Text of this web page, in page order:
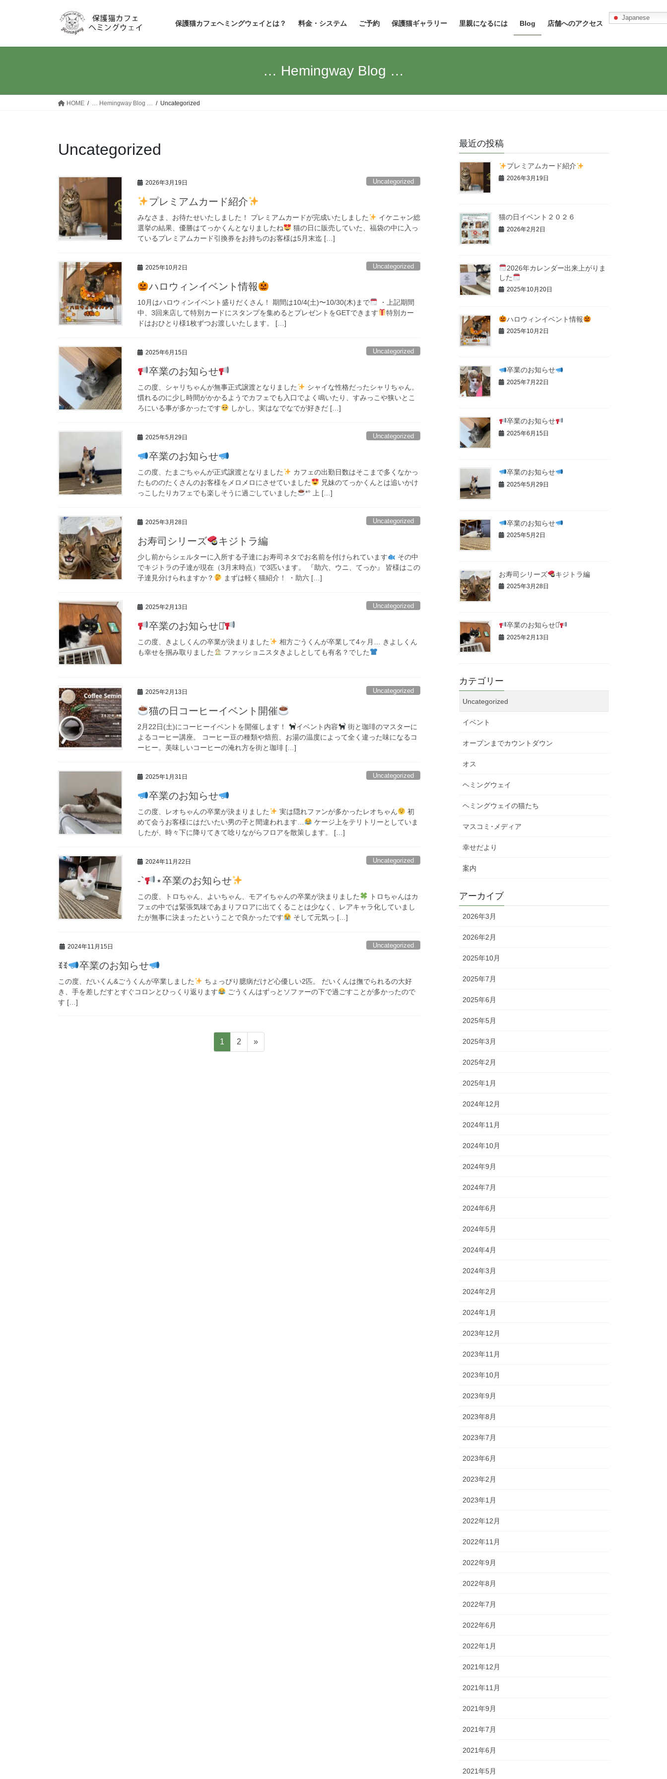
保護猫カフェヘミングウェイとは？ 料金・システム ご予約 保護猫ギャラリー 里親になるには Blog 店舗へのアクセス
Japanese
… Hemingway Blog …
HOME … Hemingway Blog … Uncategorized
Uncategorized
2026年3月19日 Uncategorized
プレミアムカード紹介
みなさま、お待たせいたしました！ プレミアムカードが完成いたしました
イケニャン総
選挙の結果、優勝はてっかくんとなりましたね
猫の日に販売していた、福袋の中に入っ
ているプレミアムカード引換券をお持ちのお客様は5月末迄 […]
2025年10月2日 Uncategorized
ハロウィンイベント情報
10月はハロウィンイベント盛りだくさん！ 期間は10/4(土)〜10/30(木)まで
・上記期間
中、3回来店して特別カードにスタンプを集めるとプレゼントをGETできます
特別カー
ドはおひとり様1枚ずつお渡しいたします。 […]
2025年6月15日 Uncategorized
卒業のお知らせ
この度、シャリちゃんが無事正式譲渡となりました
シャイな性格だったシャリちゃん。
慣れるのに少し時間がかかるようでカフェでも入口でよく鳴いたり、すみっこや狭いとこ
ろにいる事が多かったです
しかし、実はなでなでが好きだ […]
2025年5月29日 Uncategorized
卒業のお知らせ
この度、たまごちゃんが正式譲渡となりました
カフェの出勤日数はそこまで多くなかっ
たもののたくさんのお客様をメロメロにさせていました
兄妹のてっかくんとは追いかけ
っこしたりカフェでも楽しそうに過ごしていました
*° 上 […]
2025年3月28日 Uncategorized
お寿司シリーズ キジトラ編
少し前からシェルターに入所する子達にお寿司ネタでお名前を付けられています
その中
でキジトラの子達が現在（3月末時点）で3匹います。 『助六、ウニ、てっか』 皆様はこの
子達見分けられますか？
まずは軽く猫紹介！ ・助六 […]
2025年2月13日 Uncategorized
卒業のお知らせ⋆͛
この度、きよしくんの卒業が決まりました
相方ごうくんが卒業して4ヶ月… きよしくん
も幸せを掴み取りました
ファッショニスタきよしとしても有名？でした
2025年2月13日 Uncategorized
猫の日コーヒーイベント開催
2月22日(土)にコーヒーイベントを開催します！ イベント内容
街と珈琲のマスターに
よるコーヒー講座。 コーヒー豆の種類や焙煎、お湯の温度によって全く違った味になるコ
ーヒー。美味しいコーヒーの淹れ方を街と珈琲 […]
2025年1月31日 Uncategorized
卒業のお知らせ
この度、レオちゃんの卒業が決まりました 実は隠れファンが多かったレオちゃん
初
めて会うお客様にはだいたい男の子と間違われます…
ケージ上をテリトリーとしていま
したが、時々下に降りてきて唸りながらフロアを散策します。 […]
2024年11月22日 Uncategorized
-` ⋆卒業のお知らせ
この度、トロちゃん、よいちゃん、モアイちゃんの卒業が決まりました
トロちゃんはカ
フェの中では緊張気味であまりフロアに出てくることは少なく、レアキャラ化していまし
たが無事に決まったということで良かったです
そして元気っ […]
2024年11月15日 Uncategorized
ꉂꉂ 卒業のお知らせ
この度、だいくん&ごうくんが卒業しました
ちょっぴり臆病だけど心優しい2匹。 だいくんは撫でられるの大好
き、手を差しだすとすぐコロンとひっくり返ります
ごうくんはずっとソファーの下で過ごすことが多かったので
す […]
固
定
1
固
定
2 »
最近の投稿
プレミアムカード紹介
2026年3月19日
猫の日イベント２０２６
2026年2月2日
2026年カレンダー出来上がりま
した
2025年10月20日
ハロウィンイベント情報
2025年10月2日
卒業のお知らせ
2025年7月22日
卒業のお知らせ
2025年6月15日
卒業のお知らせ
2025年5月29日
卒業のお知らせ
2025年5月2日
お寿司シリーズ キジトラ編
2025年3月28日
卒業のお知らせ⋆͛
2025年2月13日
カテゴリー
Uncategorized
イベント
オープンまでカウントダウン
オス
ヘミングウェイ
ヘミングウェイの猫たち
マスコミ･メディア
幸せだより
案内
アーカイブ
2026年3月
2026年2月
2025年10月
2025年7月
2025年6月
2025年5月
2025年3月
2025年2月
2025年1月
2024年12月
2024年11月
2024年10月
2024年9月
2024年7月
2024年6月
2024年5月
2024年4月
2024年3月
2024年2月
2024年1月
2023年12月
2023年11月
2023年10月
2023年9月
2023年8月
2023年7月
2023年6月
2023年2月
2023年1月
2022年12月
2022年11月
2022年9月
2022年8月
2022年7月
2022年6月
2022年1月
2021年12月
2021年11月
2021年9月
2021年7月
2021年6月
2021年5月